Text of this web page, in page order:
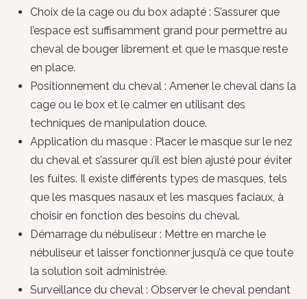
Choix de la cage ou du box adapté : S’assurer que
l’espace est suffisamment grand pour permettre au
cheval de bouger librement et que le masque reste
en place.
Positionnement du cheval : Amener le cheval dans la
cage ou le box et le calmer en utilisant des
techniques de manipulation douce.
Application du masque : Placer le masque sur le nez
du cheval et s’assurer qu’il est bien ajusté pour éviter
les fuites. Il existe différents types de masques, tels
que les masques nasaux et les masques faciaux, à
choisir en fonction des besoins du cheval.
Démarrage du nébuliseur : Mettre en marche le
nébuliseur et laisser fonctionner jusqu’à ce que toute
la solution soit administrée.
Surveillance du cheval : Observer le cheval pendant